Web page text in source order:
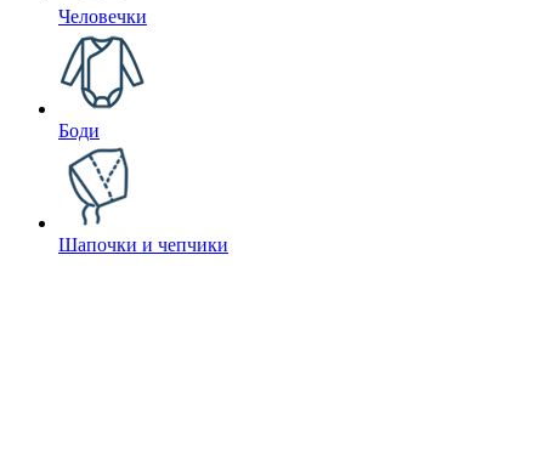
Человечки
Боди
Шапочки и чепчики